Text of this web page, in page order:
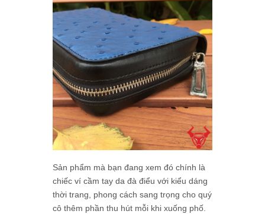
Sản phẩm mà bạn đang xem đó chính là
chiếc ví cầm tay da đà điểu với kiểu dáng
thời trang, phong cách sang trọng cho quý
cô thêm phần thu hút mỗi khi xuống phố.